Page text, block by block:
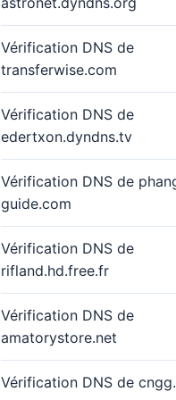
Vérification DNS de
transferwise.com
Vérification DNS de
edertxon.dyndns.tv
Vérification DNS de
guide.com
Vérification DNS de
rifland.hd.free.fr
Vérification DNS de
amatorystore.net
Vérification DNS de